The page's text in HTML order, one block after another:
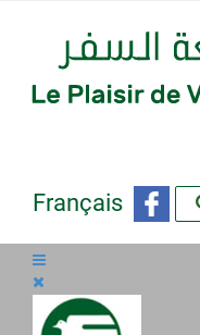
Français